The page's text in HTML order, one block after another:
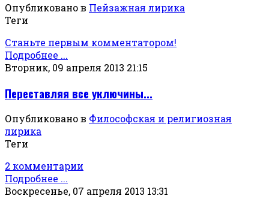
Опубликовано в Пейзажная лирика
Теги
Станьте первым комментатором!
Подробнее ...
Вторник, 09 апреля 2013 21:15
Переставляя все уключины...
Опубликовано в Философская и религиозная
лирика
Теги
2 комментарии
Подробнее ...
Воскресенье, 07 апреля 2013 13:31